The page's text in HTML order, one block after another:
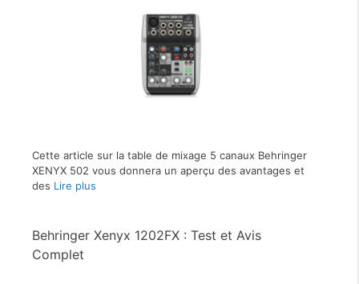
Cette article sur la table de mixage 5 canaux Behringer
XENYX 502 vous donnera un aperçu des avantages et
des Lire plus
Behringer Xenyx 1202FX : Test et Avis
Complet